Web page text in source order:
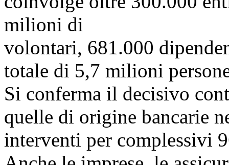
milioni di
volontari, 681.000
totale di 5,7 milioni
Si conferma il decisivo
quelle di origine bancarie
interventi per complessivi